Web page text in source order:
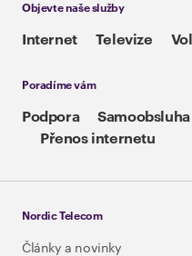
Objevte naše služby
Internet Televize
Poradíme vám
Podpora Samoobsluha
Přenos internetu
Nordic Telecom
Články a novinky